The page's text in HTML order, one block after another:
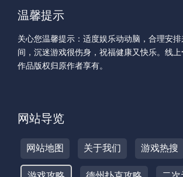
温馨提示
关心您温馨提示：适度娱乐动动脑，合理安
间，沉迷游戏很伤身，祝福健康又快乐。线上
作品版权归原作者享有。
网站导览
网站地图 关于我们 游戏热搜